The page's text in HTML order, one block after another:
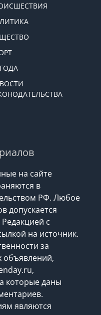
на сайте
в
РФ. Любое
допускается
с
на источник.
за
объявлений,
которые даны
являются